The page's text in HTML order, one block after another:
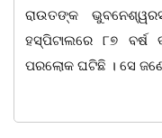
ଗାୟକ ଶେଖର ପଦ୍ମଶ୍ରୀ
ଗାୟକ ସମ୍ରାଟ ଅଭୟ